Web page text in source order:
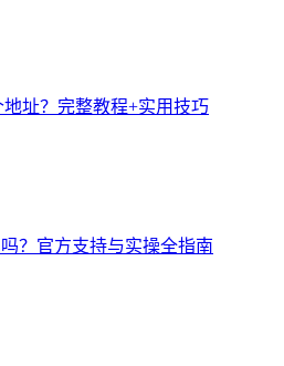
地址？完整教程+实用技巧
？官方支持与实操全指南